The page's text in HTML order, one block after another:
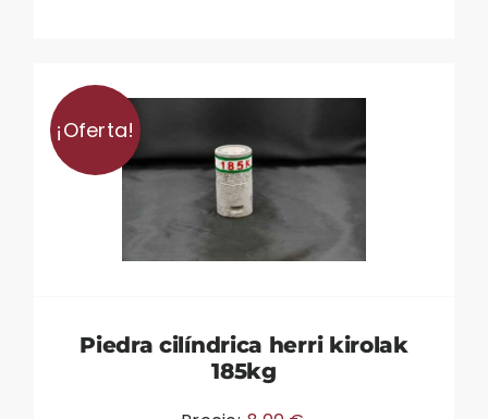
¡Oferta!
Piedra cilíndrica herri kirolak
185kg